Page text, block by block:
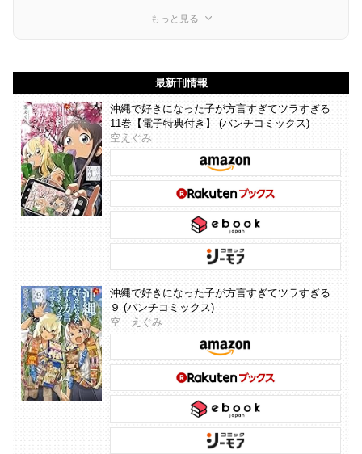
もっと見る
最新刊情報
沖縄で好きになった子が方言すぎてツラすぎる
11巻【電子特典付き】 (バンチコミックス)
空えぐみ
沖縄で好きになった子が方言すぎてツラすぎる
９ (バンチコミックス)
空 えぐみ